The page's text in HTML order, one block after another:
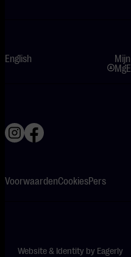
English
Mijn
MgE
VoorwaardenCookiesPers
Website & Identity by Eagerly